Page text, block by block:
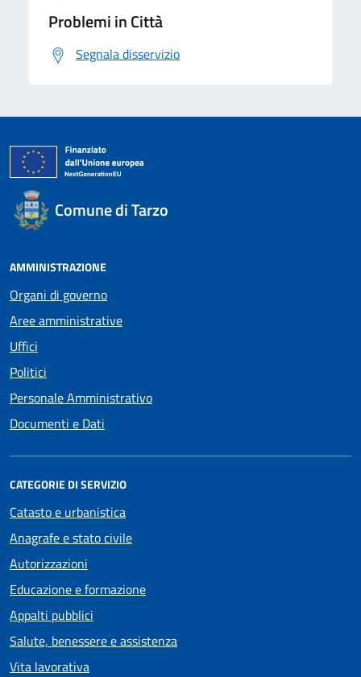
Problemi in Città
Segnala disservizio
Comune di Tarzo
AMMINISTRAZIONE
Organi di governo
Aree amministrative
Uffici
Politici
Personale Amministrativo
Documenti e Dati
CATEGORIE DI SERVIZIO
Catasto e urbanistica
Anagrafe e stato civile
Autorizzazioni
Educazione e formazione
Appalti pubblici
Salute, benessere e assistenza
Vita lavorativa